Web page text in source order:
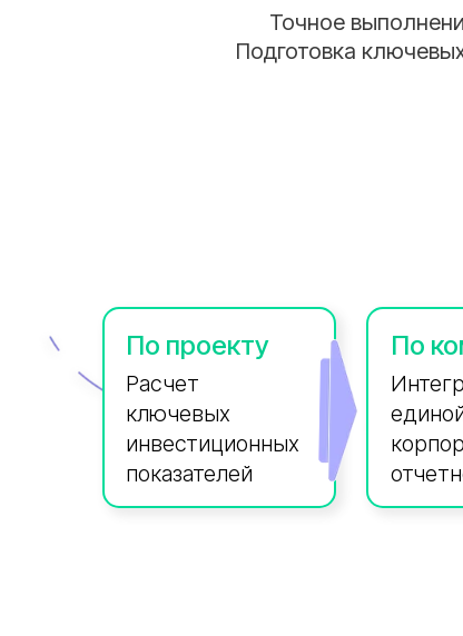
Точное
Подготовка
Расчет
ключевых
инвестиционных
показателей
По проекту По